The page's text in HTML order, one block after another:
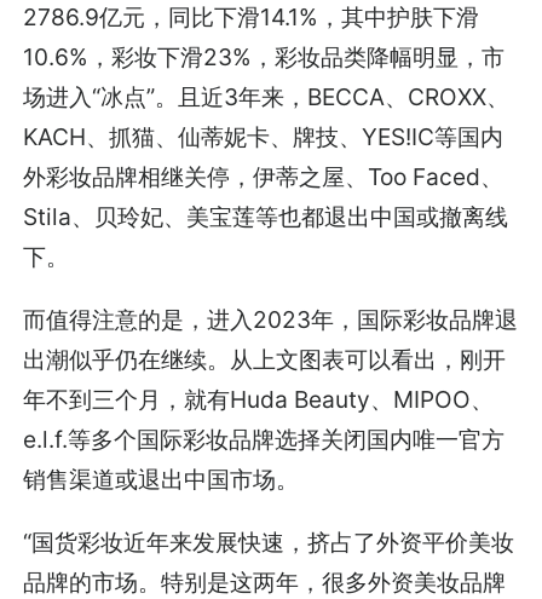
2786.9亿元，同比下滑14.1%，其中护肤下滑
10.6%，彩妆下滑23%，彩妆品类降幅明显，市
场进入“冰点”。且近3年来，BECCA、CROXX、
KACH、抓猫、仙蒂妮卡、牌技、YES!IC等国内
外彩妆品牌相继关停，伊蒂之屋、Too Faced、
Stila、贝玲妃、美宝莲等也都退出中国或撤离线
下。
而值得注意的是，进入2023年，国际彩妆品牌退
出潮似乎仍在继续。从上文图表可以看出，刚开
年不到三个月，就有Huda Beauty、MIPOO、
e.l.f.等多个国际彩妆品牌选择关闭国内唯一官方
销售渠道或退出中国市场。
“国货彩妆近年来发展快速，挤占了外资平价美妆
品牌的市场。特别是这两年，很多外资美妆品牌